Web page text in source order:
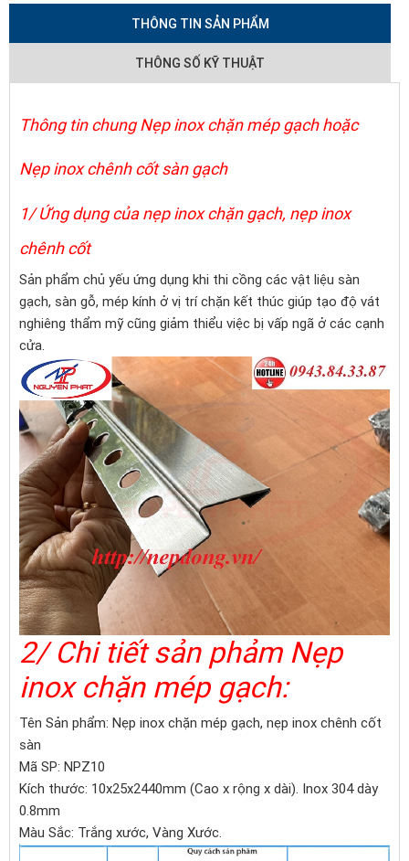
THÔNG TIN SẢN PHẨM
THÔNG SỐ KỸ THUẬT
Thông tin chungNẹp inox chặn mép gạchhoặc
Nẹp inox chênh cốt sàn gạch
1/ Ứng dụng của nẹp inox chặn gạch, nẹp inox
chênh cốt
Sản phẩm chủ yếu ứng dụng khi thi cồng các vật liệu sàn
gạch, sàn gỗ, mép kính ở vị trí chặn kết thúc giúp tạo độ vát
nghiêng thẩm mỹ cũng giảm thiểu việc bị vấp ngã ở các cạnh
cửa.
2/ Chi tiết sản phảm Nẹp
inox chặn mép gạch:
Tên Sản phẩm: Nẹp inox chặn mép gạch, nẹp inox chênh cốt
sàn
Mã SP: NPZ10
Kích thước: 10x25x2440mm (Cao x rộng x dài). Inox 304 dày
0.8mm
Màu Sắc: Trắng xước, Vàng Xước.